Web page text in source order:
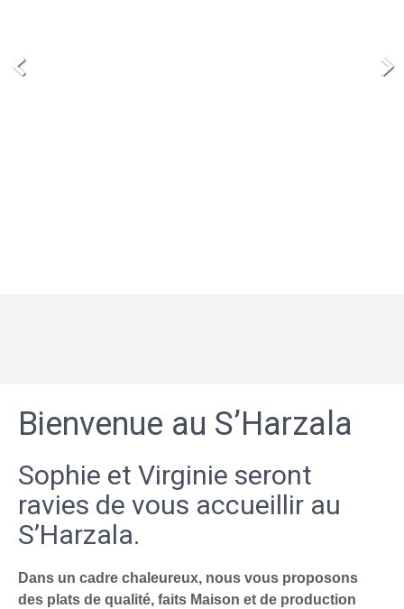
Bienvenue au S’Harzala
Sophie et Virginie seront
ravies de vous accueillir au
S’Harzala.
Dans un cadre chaleureux, nous vous proposons
des plats de qualité, faits Maison et de production